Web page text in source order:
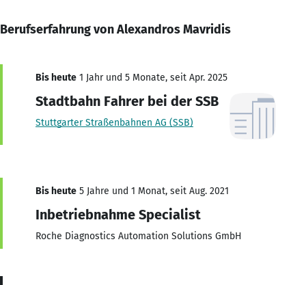
Berufserfahrung von Alexandros Mavridis
Bis heute 1 Jahr und 5 Monate, seit Apr. 2025
Stadtbahn Fahrer bei der SSB
Stuttgarter Straßenbahnen AG (SSB)
Bis heute 5 Jahre und 1 Monat, seit Aug. 2021
Inbetriebnahme Specialist
Roche Diagnostics Automation Solutions GmbH